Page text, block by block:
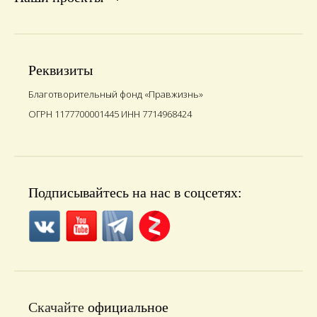
Реквизиты
Благотворительный фонд «Правжизнь»
ОГРН 1177700001445 ИНН 7714968424
Подписывайтесь на нас в соцсетях:
Скачайте официальное